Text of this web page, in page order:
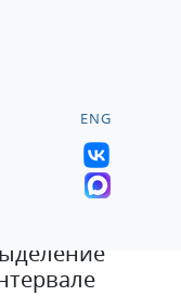
ENG